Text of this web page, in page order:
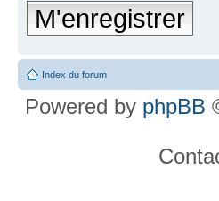
M'enregistrer
Index du forum
Powered by phpBB